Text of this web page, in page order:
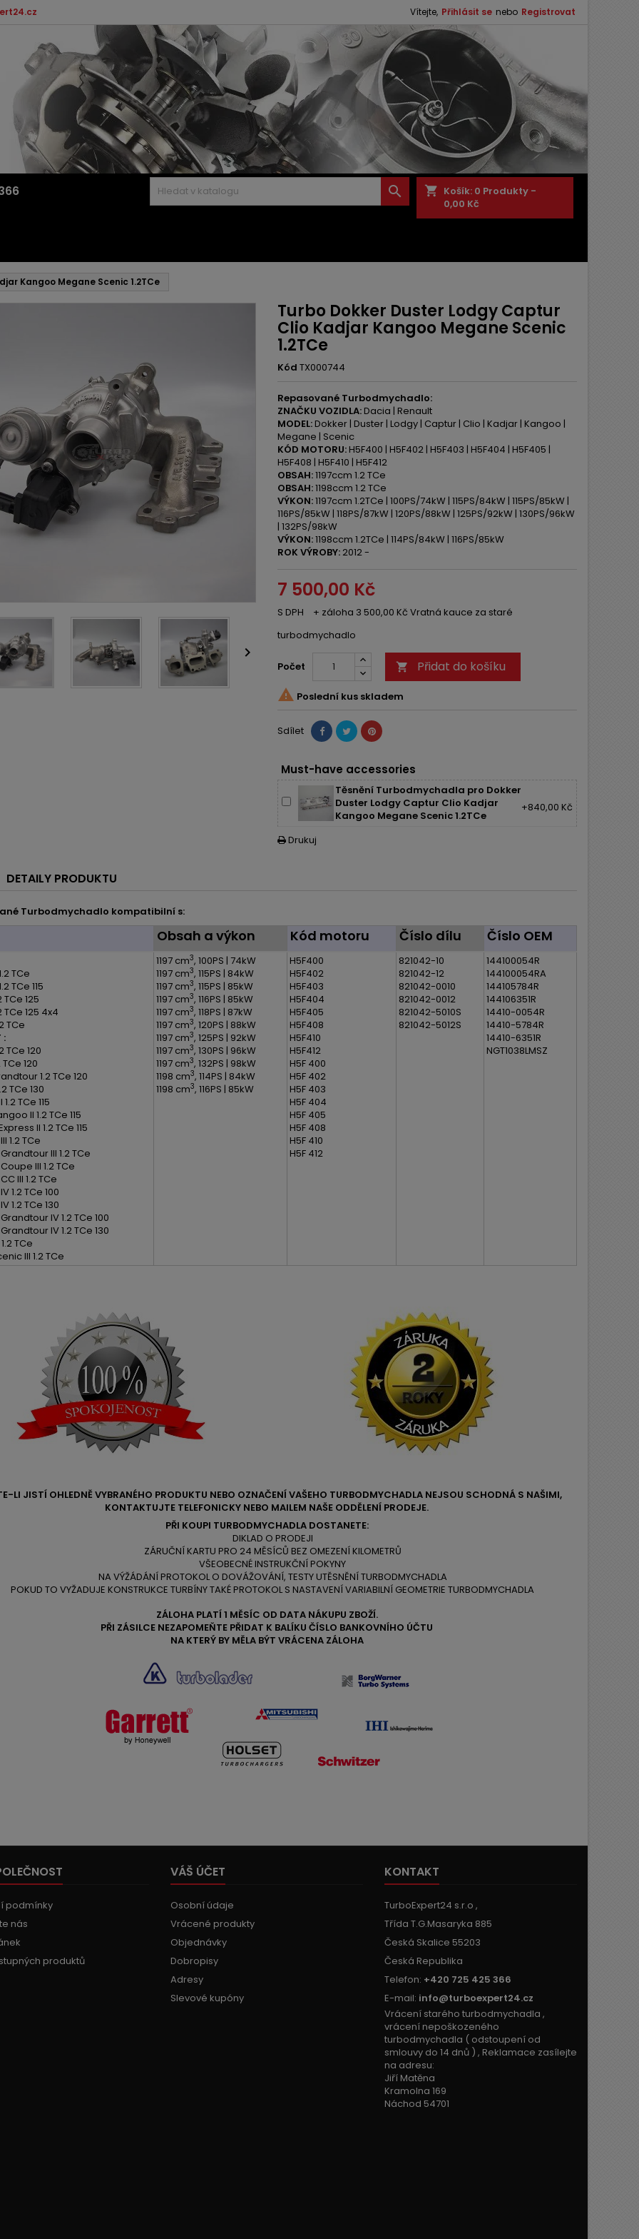
Vítejte, Přihlásit se nebo Registrovat
shopping_cart Košík: 0 Produkty -
0,00 Kč

Kangoo Megane Scenic 1.2TCe

Turbo Dokker Duster Lodgy Captur
Clio Kadjar Kangoo Megane Scenic
1.2TCe
Kód TX000744
Repasované Turbodmychadlo:
ZNAČKU VOZIDLA:Dacia | Renault
MODEL:Dokker | Duster | Lodgy | Captur | Clio | Kadjar | Kangoo |
Megane | Scenic
KÓD MOTORU:H5F400 | H5F402 | H5F403 | H5F404 | H5F405 |
H5F408 | H5F410 | H5F412
OBSAH:1197ccm 1.2 TCe
OBSAH:1198ccm 1.2 TCe
VÝKON:1197ccm 1.2TCe | 100PS/74kW | 115PS/84kW | 115PS/85kW |
116PS/85kW | 118PS/87kW | 120PS/88kW | 125PS/92kW | 130PS/96kW
| 132PS/98kW
VÝKON:1198ccm 1.2TCe | 114PS/84kW | 116PS/85kW
ROK VÝROBY: 2012 -
7 500,00 Kč
S DPH
+ záloha 3 500,00 Kč Vratná kauce za staré
turbodmychadlo
Počet  Přidat do košíku
 Poslední kus skladem
Sdílet
Must-have accessories
Těsnění Turbodmychadla pro Dokker
Duster Lodgy Captur Clio Kadjar
Kangoo Megane Scenic 1.2TCe
+840,00 Kč
 Drukuj
DETAILY PRODUKTU
Turbodmychadlo kompatibilní s:
Obsah a výkon Kód motoru Číslo dílu Číslo OEM
TCe
TCe 115
TCe 125
TCe 125 4x4
TCe
:
TCe 120
TCe 120
1.2 TCe 120
TCe 130
TCe 115
II 1.2 TCe 115
II 1.2 TCe 115
1.2 TCe
III 1.2 TCe
III 1.2 TCe
III 1.2 TCe
1.2 TCe 100
1.2 TCe 130
IV 1.2 TCe 100
IV 1.2 TCe 130
TCe
III 1.2 TCe
1197 cm3, 100PS | 74kW
1197 cm3, 115PS | 84kW
1197 cm3, 115PS | 85kW
1197 cm3, 116PS | 85kW
1197 cm3, 118PS | 87kW
1197 cm3, 120PS | 88kW
1197 cm3, 125PS | 92kW
1197 cm3, 130PS | 96kW
1197 cm3, 132PS | 98kW
1198 cm3, 114PS | 84kW
1198 cm3, 116PS | 85kW
H5F400
H5F402
H5F403
H5F404
H5F405
H5F408
H5F410
H5F412
H5F 400
H5F 402
H5F 403
H5F 404
H5F 405
H5F 408
H5F 410
H5F 412
821042-10
821042-12
821042-0010
821042-0012
821042-5010S
821042-5012S
144100054R
144100054RA
144105784R
144106351R
14410-0054R
14410-5784R
14410-6351R
NGT1038LMSZ
LI JISTÍ OHLEDNĚ VYBRANÉHO PRODUKTU NEBO OZNAČENÍ VAŠEHO TURBODMYCHADLA NEJSOU SCHODNÁ S NAŠIMI,
KONTAKTUJTE TELEFONICKY NEBO MAILEM NAŠE ODDĚLENÍ PRODEJE.
PŘI KOUPI TURBODMYCHADLA DOSTANETE:
DIKLAD O PRODEJI
ZÁRUČNÍ KARTU PRO 24 MĚSÍCŮ BEZ OMEZENÍ KILOMETRŮ
VŠEOBECNÉ INSTRUKČNÍ POKYNY
NA VÝŽÁDÁNÍ PROTOKOL O DOVÁŽOVÁNÍ, TESTY UTĚSNĚNÍ TURBODMYCHADLA
POKUD TO VYŽADUJE KONSTRUKCE TURBÍNY TAKÉ PROTOKOL S NASTAVENÍ VARIABILNÍ GEOMETRIE TURBODMYCHADLA
ZÁLOHA PLATÍ 1 MĚSÍC OD DATA NÁKUPU ZBOŽÍ.
PŘI ZÁSILCE NEZAPOMEŇTE PŘIDAT K BALÍKU ČÍSLO BANKOVNÍHO ÚČTU
NA KTERÝ BY MĚLA BÝT VRÁCENA ZÁLOHA
podmínky
nás
produktů
VÁŠ ÚČET
Osobní údaje
Vrácené produkty
Objednávky
Dobropisy
Adresy
Slevové kupóny
KONTAKT
TurboExpert24 s.r.o ,
Třída T.G.Masaryka 885
Česká Skalice 55203
Česká Republika
Telefon: +420 725 425 366
E-mail: info@turboexpert24.cz
Vrácení starého turbodmychadla ,
vrácení nepoškozeného
turbodmychadla ( odstoupení od
smlouvy do 14 dnů ) , Reklamace zasílejte
na adresu:
Jiří Matěna
Kramolna 169
Náchod 54701